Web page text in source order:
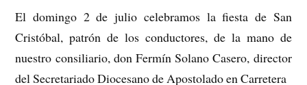
El domingo 2 de julio celebramos la fiesta de San
Cristóbal, patrón de los conductores, de la mano de
nuestro consiliario, don Fermín Solano Casero, director
del Secretariado Diocesano de Apostolado en Carretera